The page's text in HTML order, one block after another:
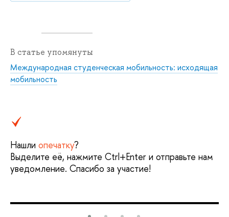
В статье упомянуты
Международная студенческая мобильность: исходящая
мобильность
Нашли опечатку?
Выделите её, нажмите Ctrl+Enter и отправьте нам
уведомление. Спасибо за участие!